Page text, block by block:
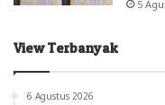
5
View Terbanyak
6 Agustus 2026